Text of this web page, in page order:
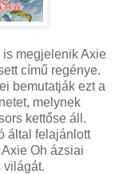
megjelenik Axie
című regénye.
bemutatják ezt a
melynek
kettőse áll.
által felajánlott
Oh ázsiai
világát.